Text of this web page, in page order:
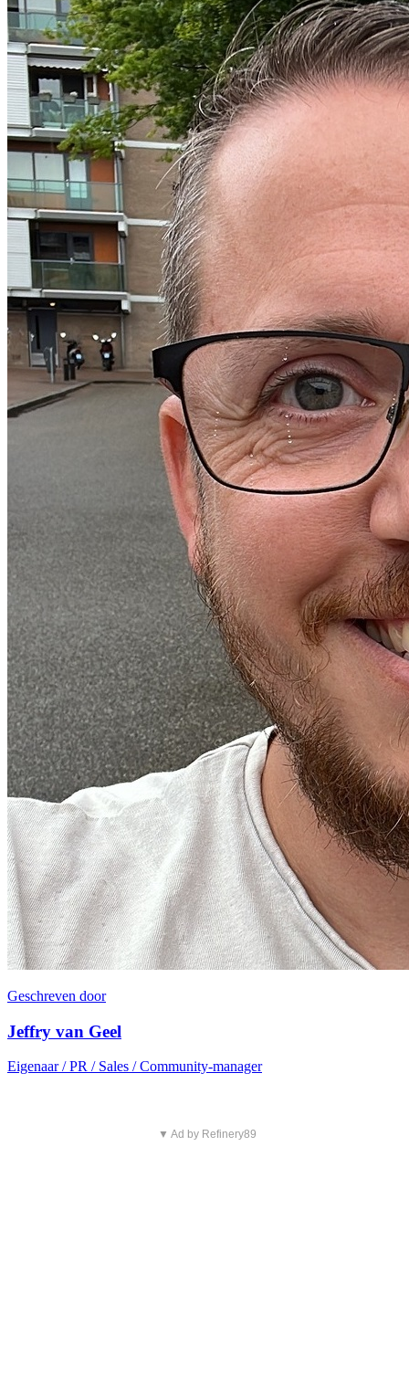
Geschreven door
Jeffry van Geel
Eigenaar / PR / Sales / Community-manager
▼ Ad by Refinery89